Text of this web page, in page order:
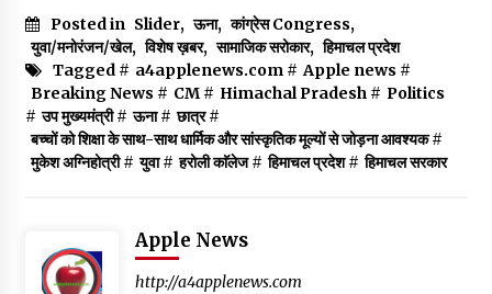
Posted in Slider, ऊना, कांग्रेस Congress,
युवा/मनोरंजन/खेल, विशेष ख़बर, सामाजिक सरोकार, हिमाचल प्रदेश
Tagged # a4applenews.com# Apple news #
Breaking News # CM# Himachal Pradesh# Politics
# उप मुख्यमंत्री# ऊना# छात्र#
बच्चों को शिक्षा के साथ-साथ धार्मिक और सांस्कृतिक मूल्यों से जोड़ना आवश्यक#
मुकेश अग्निहोत्री# युवा# हरोली काॅलेज# हिमाचल प्रदेश# हिमाचल सरकार
Apple News
http://a4applenews.com